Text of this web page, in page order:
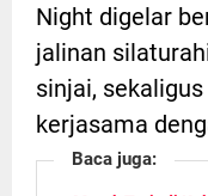
Night digelar
jalinan
sinjai,
kerjasama
Baca juga: